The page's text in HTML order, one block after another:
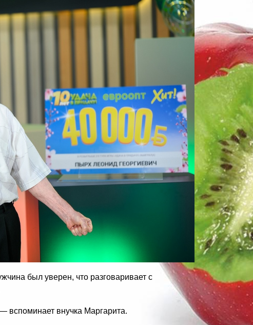
был уверен, что разговаривает с
вспоминает внучка Маргарита.